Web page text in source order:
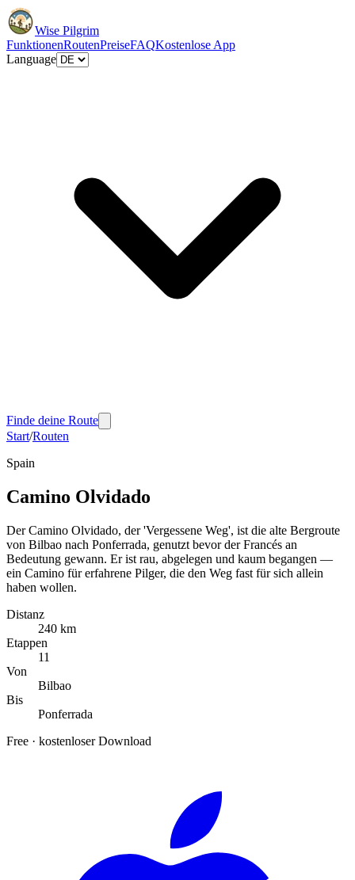
Wise Pilgrim
FunktionenRoutenPreiseFAQKostenlose App
Language
Finde deine Route
Start/Routen
Spain
Camino Olvidado
Der Camino Olvidado, der 'Vergessene Weg', ist die alte Bergroute
von Bilbao nach Ponferrada, genutzt bevor der Francés an
Bedeutung gewann. Er ist rau, abgelegen und kaum begangen —
ein Camino für erfahrene Pilger, die den Weg fast für sich allein
haben wollen.
Distanz
240 km
Etappen
11
Von
Bilbao
Bis
Ponferrada
Free · kostenloser Download